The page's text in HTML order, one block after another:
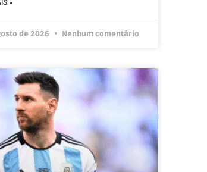
»
de 2026 Nenhum comentário